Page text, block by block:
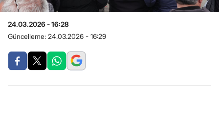
24.03.2026 - 16:28
Güncelleme: 24.03.2026 - 16:29